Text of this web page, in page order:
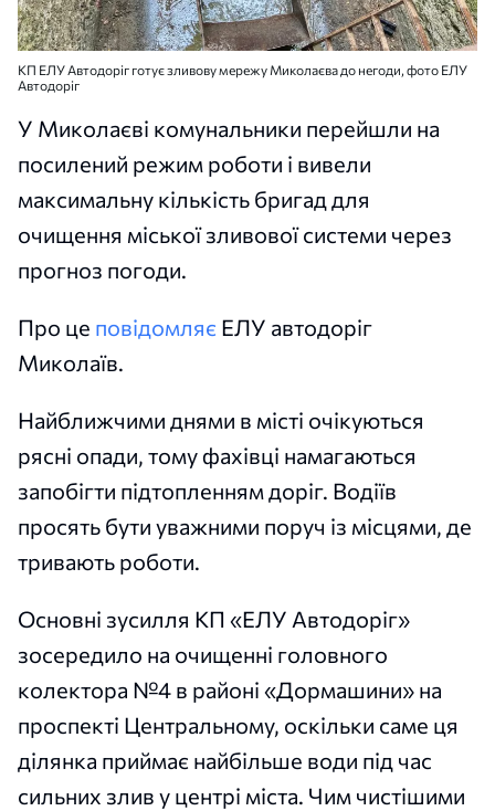
КП ЕЛУ Автодоріг готує зливову мережу Миколаєва до негоди, фото ЕЛУ
Автодоріг
У Миколаєві комунальники перейшли на
посилений режим роботи і вивели
максимальну кількість бригад для
очищення міської зливової системи через
прогноз погоди.
Про це повідомляє ЕЛУ автодоріг
Миколаїв.
Найближчими днями в місті очікуються
рясні опади, тому фахівці намагаються
запобігти підтопленням доріг. Водіїв
просять бути уважними поруч із місцями, де
тривають роботи.
Основні зусилля КП «ЕЛУ Автодоріг»
зосередило на очищенні головного
колектора №4 в районі «Дормашини» на
проспекті Центральному, оскільки саме ця
ділянка приймає найбільше води під час
сильних злив у центрі міста. Чим чистішими